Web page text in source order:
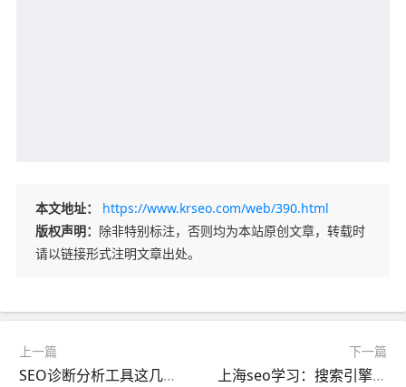
本文地址：
https://www.krseo.com/web/390.html
版权声明： 除非特别标注，否则均为本站原创文章，转载时
请以链接形式注明文章出处。
上一篇
SEO诊断分析工具这几个网站优化必不可少！
下一篇
上海seo学习：搜索引擎优化重要的3个关键因素